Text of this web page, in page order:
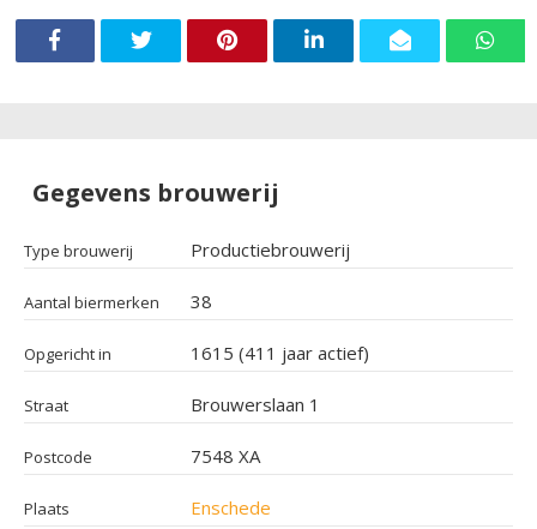
Gegevens brouwerij
Type brouwerij Productiebrouwerij
Aantal biermerken 38
Opgericht in 1615 (411 jaar actief)
Straat Brouwerslaan 1
Postcode 7548 XA
Plaats Enschede